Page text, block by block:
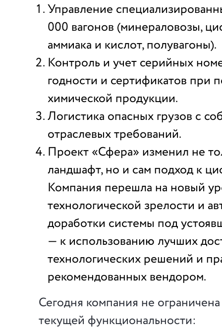
Управление
000 вагонов (минераловозы,
аммиака и кислот, полувагоны).
Контроль и учет серийных
годности и сертификатов при
химической продукции.
Логистика опасных грузов с
отраслевых требований.
Проект «Сфера» изменил не
ландшафт, но и сам подход к
Компания перешла на новый
технологической зрелости и
доработки системы под
— к использованию лучших
технологических решений и
рекомендованных вендором.
Сегодня компания не
текущей функциональности: